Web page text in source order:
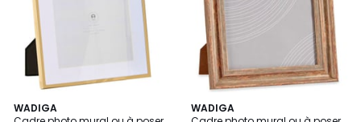
WADIGA
WADIGA